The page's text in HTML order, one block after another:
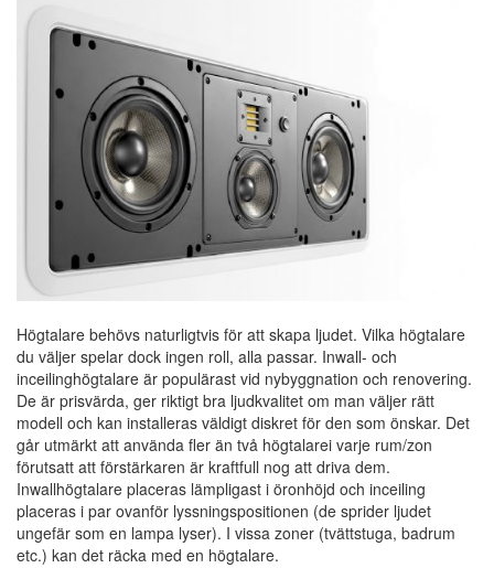
Högtalare behövs naturligtvis för att skapa ljudet. Vilka högtalare
du väljer spelar dock ingen roll, alla passar. Inwall- och
inceilinghögtalare är populärast vid nybyggnation och renovering.
De är prisvärda, ger riktigt bra ljudkvalitet om man väljer rätt
modell och kan installeras väldigt diskret för den som önskar. Det
går utmärkt att använda fler än två högtalarei varje rum/zon
förutsatt att förstärkaren är kraftfull nog att driva dem.
Inwallhögtalare placeras lämpligast i öronhöjd och inceiling
placeras i par ovanför lyssningspositionen (de sprider ljudet
ungefär som en lampa lyser). I vissa zoner (tvättstuga, badrum
etc.) kan det räcka med en högtalare.